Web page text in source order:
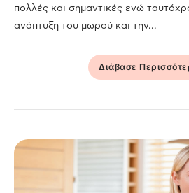
πολλές και σημαντικές ενώ
ανάπτυξη του μωρού και την...
Διάβασε